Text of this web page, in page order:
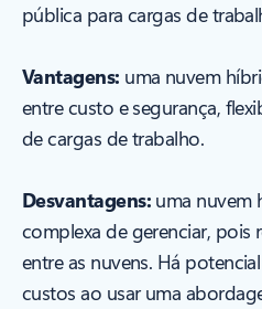
pública para cargas de
Vantagens: uma nuvem
entre custo e segurança,
de cargas de trabalho.
Desvantagens:uma nuvem
complexa de gerenciar, pois
entre as nuvens. Há
custos ao usar uma